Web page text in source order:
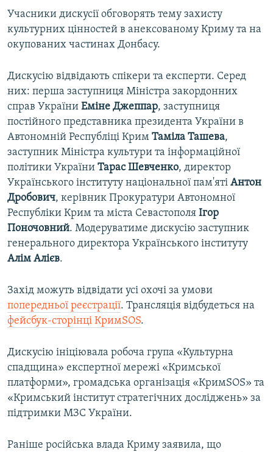
Учасники дискусії обговорять тему захисту
культурних цінностей в анексованому Криму та на
окупованих частинах Донбасу.
Дискусію відвідають спікери та експерти. Серед
них: перша заступниця Міністра закордонних
справ України Еміне Джеппар, заступниця
постійного представника президента України в
Автономній Республіці Крим Таміла Ташева,
заступник Міністра культури та інформаційної
політики України Тарас Шевченко, директор
Українського інституту національної пам'яті Антон
Дробович, керівник Прокуратури Автономної
Республіки Крим та міста Севастополя Ігор
Поночовний. Модеруватиме дискусію заступник
генерального директора Українського інституту
Алім Алієв.
Захід можуть відвідати усі охочі за умови
попередньої реєстрації. Трансляція відбудеться на
фейсбук-сторінці КримSOS.
Дискусію ініціювала робоча група «Культурна
спадщина» експертної мережі «Кримської
платформи», громадська організація «КримSOS» та
«Кримський інститут стратегічних досліджень» за
підтримки МЗС України.
Раніше російська влада Криму заявила, що